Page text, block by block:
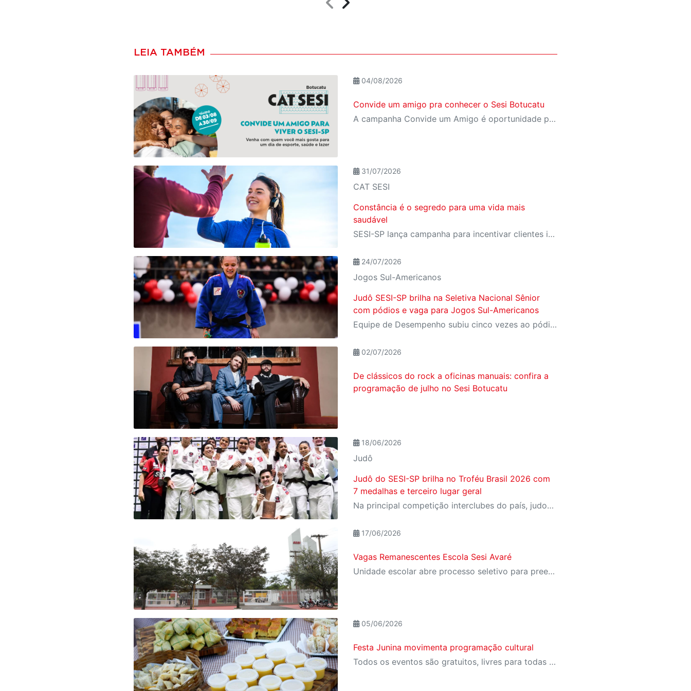
LEIA TAMBÉM
04/08/2026
Convide um amigo pra conhecer o Sesi Botucatu
A campanha Convide um Amigo é oportunidade para reunir amigos para aproveitar juntos toda estrutura da unidade SESI Botucatu. Os benefícios para clientes e convidados estão no regulamento
31/07/2026
CAT SESI
Constância é o segredo para uma vida mais
saudável
SESI-SP lança campanha para incentivar clientes inativos a retomarem a prática de atividades físicas, esporte e lazer com benefícios exclusivos
24/07/2026
Jogos Sul-Americanos
Judô SESI-SP brilha na Seletiva Nacional Sênior
com pódios e vaga para Jogos Sul-Americanos
Equipe de Desempenho subiu cinco vezes ao pódio e Gyovanna Andrade garantiu vaga nos Jogos Sul-Americanos 2026
02/07/2026
De clássicos do rock a oficinas manuais: confira a
programação de julho no Sesi Botucatu
18/06/2026
Judô
Judô do SESI-SP brilha no Troféu Brasil 2026 com
7 medalhas e terceiro lugar geral
Na principal competição interclubes do país, judocas da equipe de Desempenho conquistaram dois ouros, uma prata e quatro bronzes e ajudaram Sesi-SP a ficar com a terceira colocação geral
17/06/2026
Vagas Remanescentes Escola Sesi Avaré
Unidade escolar abre processo seletivo para preenchimento de vagas no Ensino Fundamental
05/06/2026
Festa Junina movimenta programação cultural
Todos os eventos são gratuitos, livres para todas as idades e abertos à comunidade